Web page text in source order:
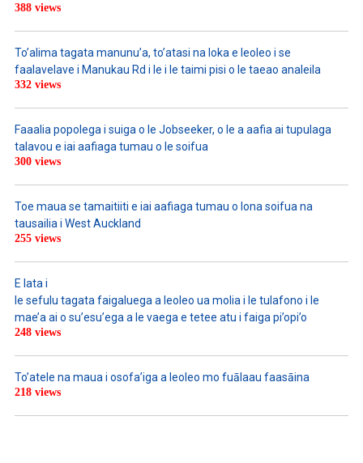
388 views
To’alima tagata manunu’a, to’atasi na loka e leoleo i se
faalavelave i Manukau Rd i le i le taimi pisi o le taeao analeila
332 views
Faaalia popolega i suiga o le Jobseeker, o le a aafia ai tupulaga
talavou e iai aafiaga tumau o le soifua
300 views
Toe maua se tamaitiiti e iai aafiaga tumau o lona soifua na
tausailia i West Auckland
255 views
E lata i
le sefulu tagata faigaluega a leoleo ua molia i le tulafono i le
mae’a ai o su’esu’ega a le vaega e tetee atu i faiga pi’opi’o
248 views
To’atele na maua i osofa’iga a leoleo mo fuālaau faasāina
218 views